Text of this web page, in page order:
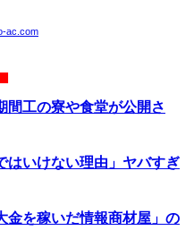
ac.com
間工の寮や食堂が公開さ
はいけない理由」ヤバすぎ
金を稼いだ情報商材屋」の